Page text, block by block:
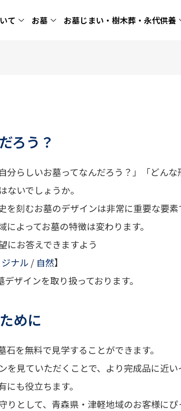
て お墓 お墓じまい・樹木葬・永代供養
ろう？
分らしいお墓ってなんだろう？」「どんな
ないでしょうか。
刻むお墓のデザインは非常に重要な要素
よってお墓の特徴は変わります。
にお答えできますよう
ナル / 自然】
ザインを取り扱っております。
めに
を無料で見学することができます。
を見ていただくことで、より完成品に近い
も役立ちます。
りとして、青森県・津軽地域のお客様にぴ